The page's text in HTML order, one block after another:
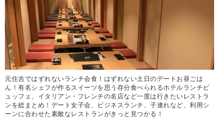
元住吉ではずれないランチ会食！はずれない土日のデートお昼ごは
ん！有名シェフが作るスイーツを思う存分食べられるホテルランチビ
ュッフェ、イタリアン・フレンチの名店など一度は行きたいレストラ
ンを総まとめ！デート女子会、ビジネスランチ、子連れなど、利用シ
ーンに合わせた素敵なレストランがきっと見つかる！